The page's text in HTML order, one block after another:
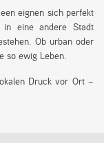
eignen sich perfekt
in eine andere Stadt
Ob urban oder
so ewig Leben.
Druck vor Ort –